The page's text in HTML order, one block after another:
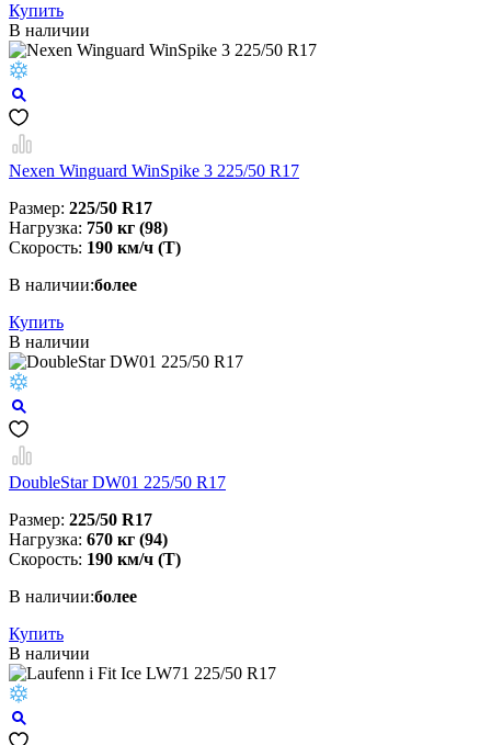
Купить
В наличии
Nexen Winguard WinSpike 3 225/50 R17
Размер: 225/50 R17
Нагрузка: 750 кг (98)
Скорость: 190 км/ч (T)
В наличии:более
Купить
В наличии
DoubleStar DW01 225/50 R17
Размер: 225/50 R17
Нагрузка: 670 кг (94)
Скорость: 190 км/ч (T)
В наличии:более
Купить
В наличии